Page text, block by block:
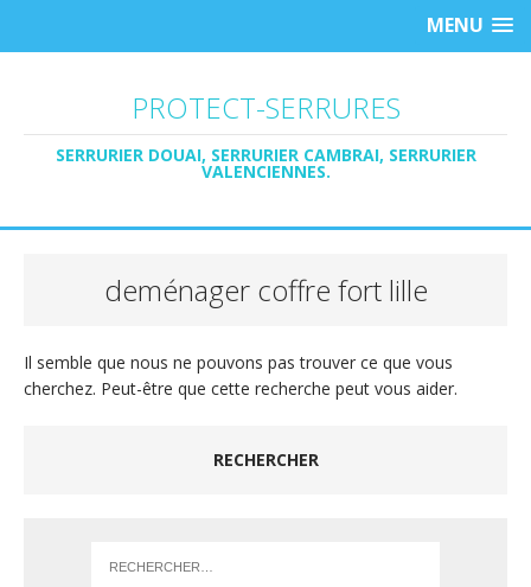
MENU
PROTECT-SERRURES
SERRURIER DOUAI, SERRURIER CAMBRAI, SERRURIER
VALENCIENNES.
deménager coffre fort lille
Il semble que nous ne pouvons pas trouver ce que vous
cherchez. Peut-être que cette recherche peut vous aider.
RECHERCHER